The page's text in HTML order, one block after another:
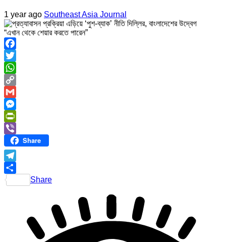
1 year ago Southeast Asia Journal
“এখান থেকে শেয়ার করতে পারেন”
Facebook
Twitter
WhatsApp
Copy
Link
Gmail
Messenger
PrintFriendly
ViberShare
Telegram
Share